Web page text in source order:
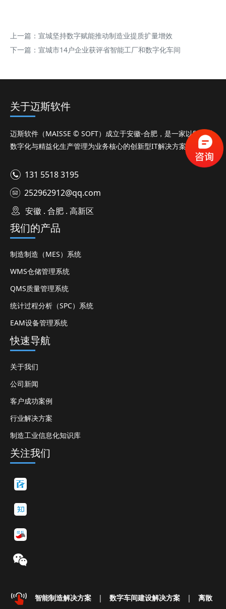
上一篇： 宣城坚持数字赋能推动制造业提质扩量增效
下一篇： 宣城市14户企业获评省智能工厂和数字化车间
关于迈斯软件
迈斯软件（MAISSE © SOFT）成立于安徽-合肥，是一家以制造业
数字化与精益化生产管理为业务核心的创新型IT解决方案公司
131 5518 3195
252962912@qq.com
安徽 . 合肥 . 高新区
我们的产品
制造制造（MES）系统
WMS仓储管理系统
QMS质量管理系统
统计过程分析（SPC）系统
EAM设备管理系统
快速导航
关于我们
公司新闻
客户成功案例
行业解决方案
制造工业信息化知识库
关注我们
智能制造解决方案 | 数字车间建设解决方案 |
离散